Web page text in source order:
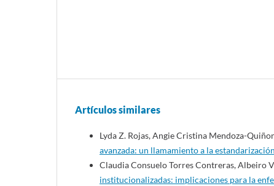
Artículos similares
Lyda Z. Rojas, Angie Cristina Mendoza-
avanzada: un llamamiento a la
Claudia Consuelo Torres Contreras, Albeiro
institucionalizadas: implicaciones para la